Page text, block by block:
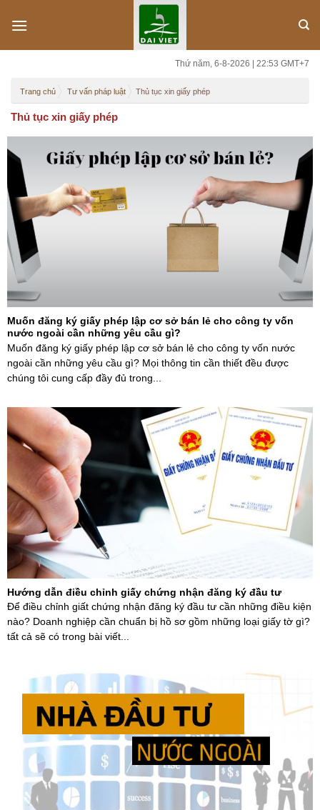
Thứ năm, 6-8-2026 | 22:53 GMT+7
Trang chủ Tư vấn pháp luật Thủ tục xin giấy phép
Thủ tục xin giấy phép
Muốn đăng ký giấy phép lập cơ sở bán lẻ cho công ty vốn
nước ngoài cần những yêu cầu gì?
Muốn đăng ký giấy phép lập cơ sở bán lẻ cho công ty vốn nước
ngoài cần những yêu cầu gì? Mọi thông tin cần thiết đều được
chúng tôi cung cấp đầy đủ trong...
Hướng dẫn điều chỉnh giấy chứng nhận đăng ký đầu tư
Để điều chỉnh giất chứng nhận đăng ký đầu tư cần những điều kiện
nào? Doanh nghiệp cần chuẩn bị hồ sơ gồm những loại giấy tờ gì?
tất cả sẽ có trong bài viết...